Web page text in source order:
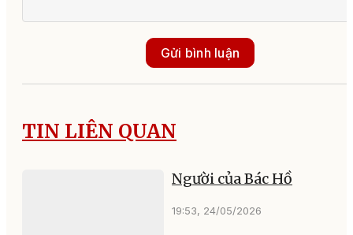
Gửi bình luận
TIN LIÊN QUAN
Người của Bác Hồ
19:53, 24/05/2026